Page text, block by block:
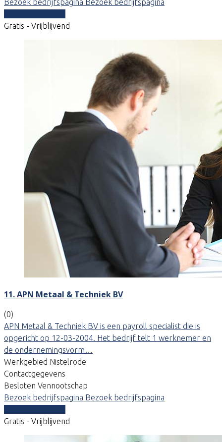
Bezoek bedrijfspagina Bezoek bedrijfspagina
Gratis - Vrijblijvend
11. APN Metaal & Techniek BV
(0)
APN Metaal & Techniek BV is een payroll specialist die is
opgericht op 12-03-2004. Het bedrijf telt 1 werknemer en
de ondernemingsvorm…
Werkgebied Nistelrode
Contactgegevens
Besloten Vennootschap
Bezoek bedrijfspagina Bezoek bedrijfspagina
Gratis - Vrijblijvend